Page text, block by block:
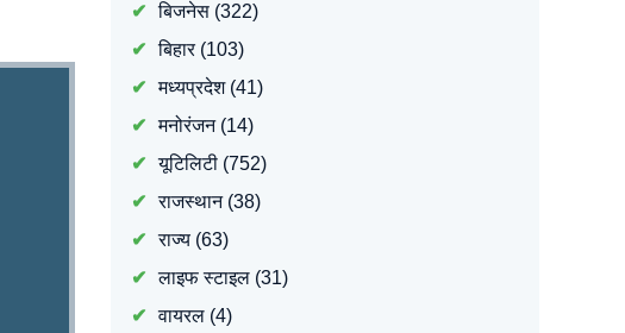
बिजनेस(322)
बिहार(103)
मध्यप्रदेश(41)
मनोरंजन(14)
यूटिलिटी(752)
राजस्थान(38)
राज्य(63)
लाइफ स्टाइल(31)
वायरल(4)